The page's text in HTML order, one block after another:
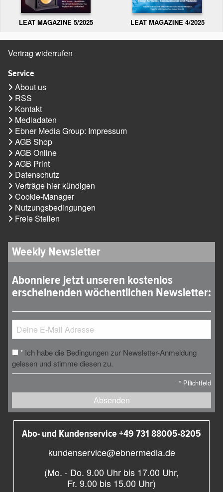
LEAT MAGAZINE 5/2025 LEAT MAGAZINE 4/2025
Vertrag widerrufen
Service
About us
RSS
Kontakt
Mediadaten
Ebner Media Group: Impressum
AGB Shop
AGB Online
AGB Print
Datenschutz
Verträge hier kündigen
Cookie-Manager
Nutzungsbedingungen
Freie Stellen
Weekly Newsletter
Abonniere jetzt unseren kostenlos
erscheinenden wöchentlichen Newsletter:
* Ich habe die Bedingungen zur Newsletter-Anmeldung
gelesen und stimme diesen zu.
* Pflichtfeld
Absenden
Abo- und Kundenservice +49 731 88005-8205
kundenservice@ebnermedia.de
(Mo. - Do. 9.00 Uhr bis 17.00 Uhr,
Fr. 9.00 bis 15.00 Uhr)